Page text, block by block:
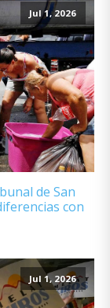
Jul 1, 2026
de San
con
Jul 1, 2026